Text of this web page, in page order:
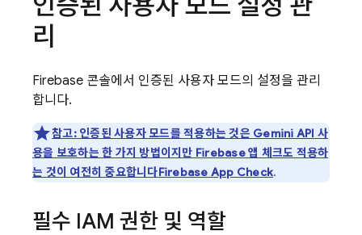
리
Firebase 콘솔에서 인증된 사용자 모드의 설정을 관리
합니다.
참고:인증된 사용자 모드를 적용하는 것은 Gemini API 사
용을 보호하는 한 가지 방법이지만 Firebase 앱 체크도 적용하
는 것이 여전히 중요합니다Firebase App Check.
필수 IAM 권한 및 역할